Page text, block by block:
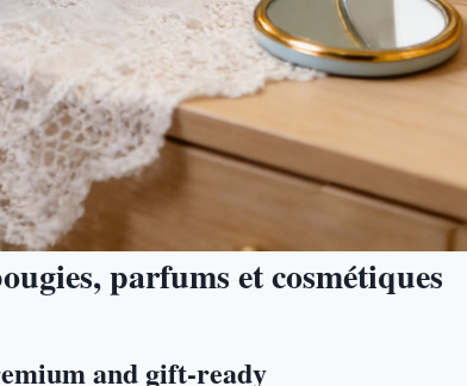
parfums et cosmétiques
and gift-ready